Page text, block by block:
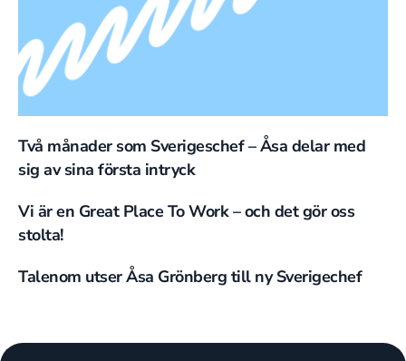
Två månader som Sverigeschef – Åsa delar med
sig av sina första intryck
Vi är en Great Place To Work – och det gör oss
stolta!
Talenom utser Åsa Grönberg till ny Sverigechef